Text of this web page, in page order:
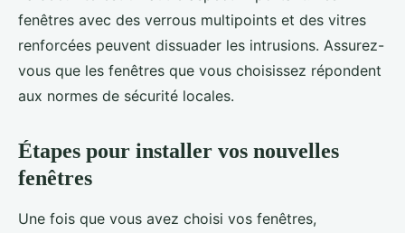
fenêtres avec des verrous multipoints et des vitres
renforcées peuvent dissuader les intrusions. Assurez-
vous que les fenêtres que vous choisissez répondent
aux normes de sécurité locales.
Étapes pour installer vos nouvelles
fenêtres
Une fois que vous avez choisi vos fenêtres,